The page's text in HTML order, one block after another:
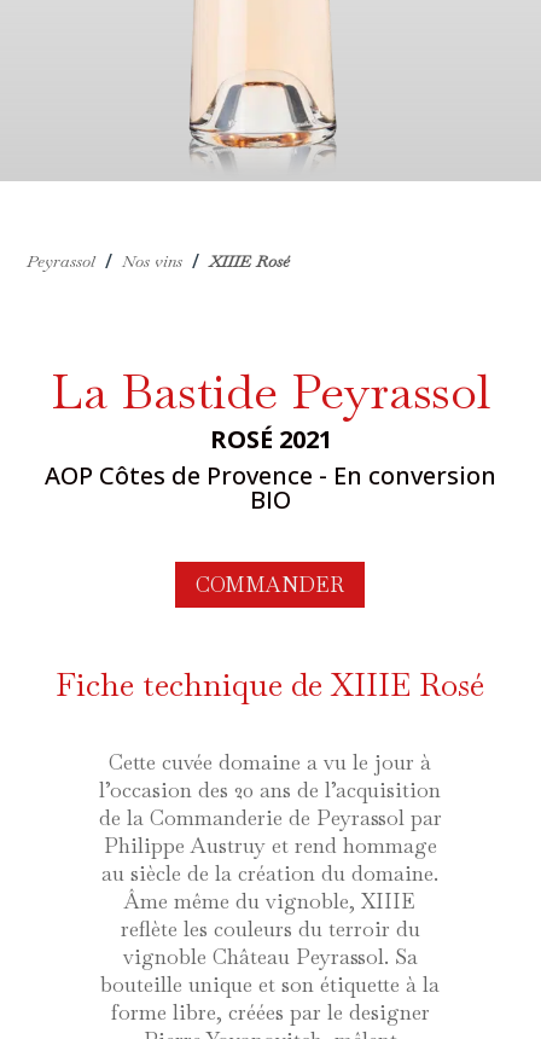
Peyrassol / Nos vins / XIIIE Rosé
La Bastide Peyrassol
ROSÉ 2021
AOP Côtes de Provence - En conversion
BIO
COMMANDER
Fiche technique de XIIIE Rosé
Cette cuvée domaine a vu le jour à
l’occasion des 20 ans de l’acquisition
de la Commanderie de Peyrassol par
Philippe Austruy et rend hommage
au siècle de la création du domaine.
Âme même du vignoble, XIIIE
reflète les couleurs du terroir du
vignoble Château Peyrassol. Sa
bouteille unique et son étiquette à la
forme libre, créées par le designer